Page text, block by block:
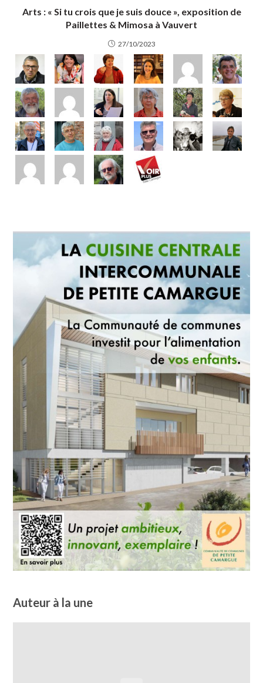
Arts : « Si tu crois que je suis douce », exposition de
Paillettes & Mimosa à Vauvert
27/10/2023
Auteur à la une